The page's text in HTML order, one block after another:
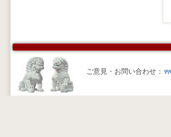
ご意見・お問い合わせ：